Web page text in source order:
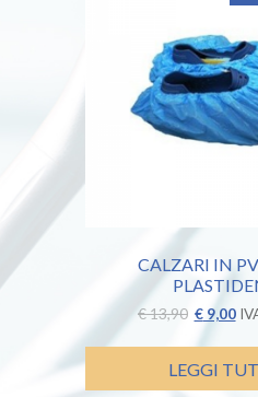
CALZARI IN
€13,90 Il
originale
era:
€ 13,90.
€9,00Il
è:
€
LEGGI